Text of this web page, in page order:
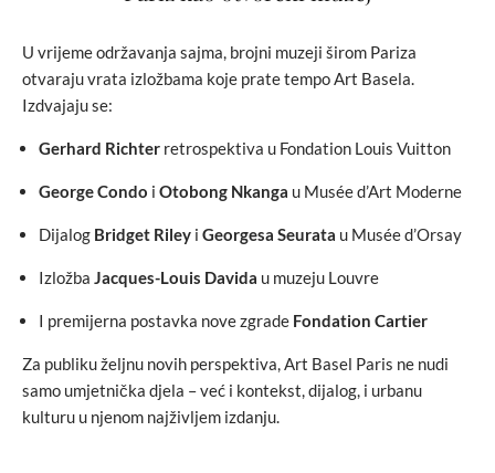
U vrijeme održavanja sajma, brojni muzeji širom Pariza
otvaraju vrata izložbama koje prate tempo Art Basela.
Izdvajaju se:
Gerhard Richter retrospektiva u Fondation Louis Vuitton
George Condo i Otobong Nkanga u Musée d’Art Moderne
Dijalog Bridget Riley i Georgesa Seurata u Musée d’Orsay
Izložba Jacques-Louis Davida u muzeju Louvre
I premijerna postavka nove zgrade Fondation Cartier
Za publiku željnu novih perspektiva, Art Basel Paris ne nudi
samo umjetnička djela – već i kontekst, dijalog, i urbanu
kulturu u njenom najživljem izdanju.